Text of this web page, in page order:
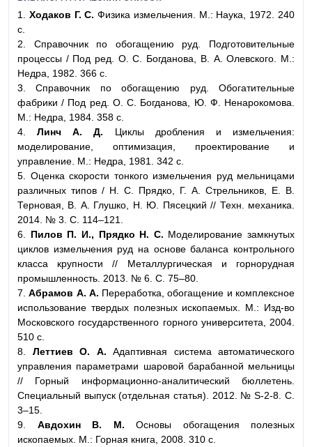
1. Ходаков Г. С. Физика измельчения. М.: Наука, 1972. 240
с.
2. Справочник по обогащению руд. Подготовительные
процессы / Под ред. О. С. Богданова, В. А. Олевского. М.:
Недра, 1982. 366 с.
3. Справочник по обогащению руд. Обогатительные
фабрики / Под ред. О. С. Богданова, Ю. Ф. Ненарокомова.
М.: Недра, 1984. 358 с.
4.Линч А. Д. Циклы дробления и измельчения:
моделирование, оптимизация, проектирование и
управление. М.: Недра, 1981. 342 с.
5. Оценка скорости тонкого измельчения руд мельницами
различных типов / Н. С. Прядко, Г. А. Стрельников, Е. В.
Терновая, В. А. Глушко, Н. Ю. Пясецкий // Техн. механика.
2014. № 3. С. 114–121.
6. Пилов П. И., Прядко Н. С. Моделирование замкнутых
циклов измельчения руд на основе баланса контрольного
класса крупности // Металлургическая и горнорудная
промышленность. 2013. № 6. С. 75–80.
7.Абрамов А. А. Переработка, обогащение и комплексное
использование твердых полезных ископаемых. М.: Изд-во
Московского государственного горного университета, 2004.
510 с.
8. Леттиев О. А. Адаптивная система автоматического
управления параметрами шаровой барабанной мельницы
// Горный информационно-аналитический бюллетень.
Специальный выпуск (отдельная статья). 2012. № S-2-8. C.
3–15.
9. Авдохин В. М. Основы обогащения полезных
ископаемых. М.: Горная книга, 2008. 310 с.